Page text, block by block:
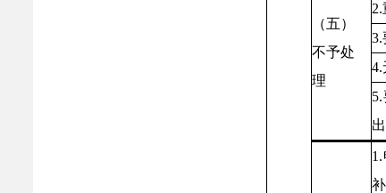
（五）
不予处
理
2.
3.
4.
5.
1.